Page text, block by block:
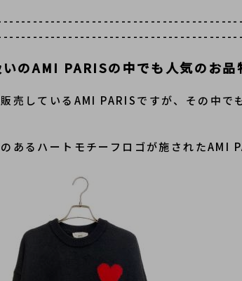
のAMI PARISの中でも人気のお品
売しているAMI PARISですが、その中
あるハートモチーフロゴが施されたAMI